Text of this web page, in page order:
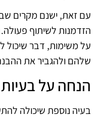
עם זאת, ישנם מקרים
הזדמנות לשיתוף
על משימות, דבר שיכול
שלהם ולהגביר את
הנחה על בעיות
בעיה נוספת שיכולה